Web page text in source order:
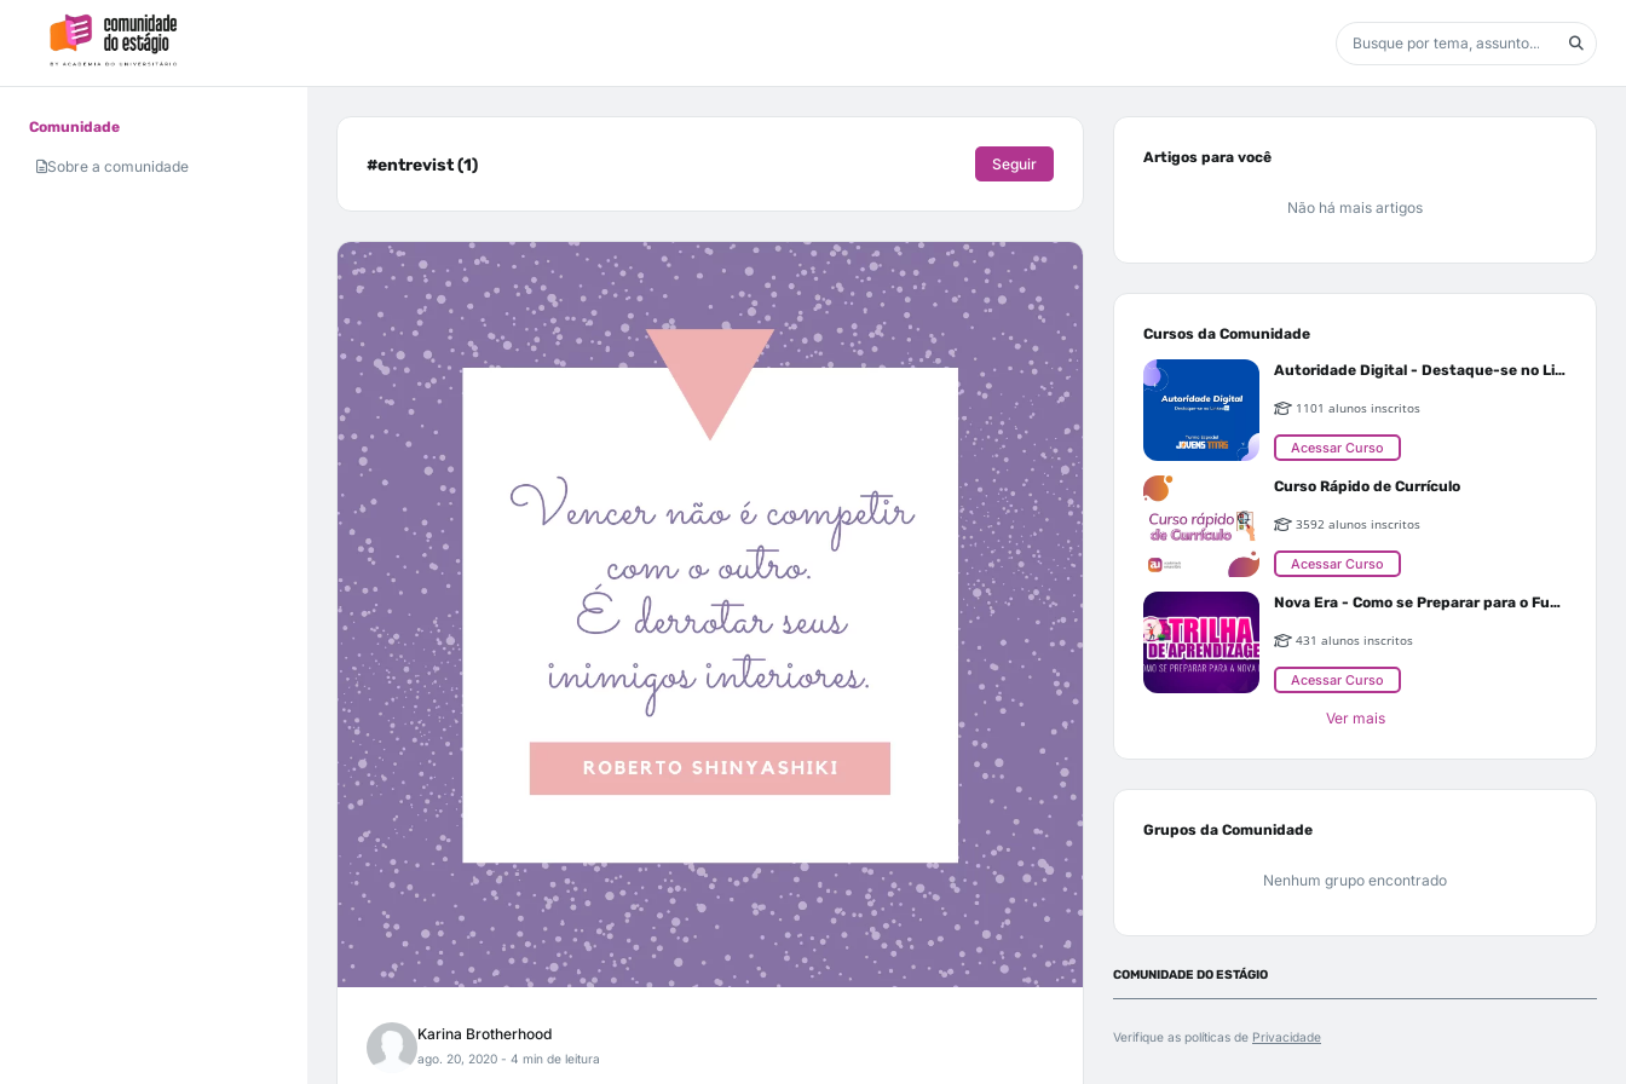
Comunidade
Sobre a comunidade #entrevist (1) Seguir
Karina Brotherhood
ago. 20, 2020 - 4 min de leitura
Artigos para você
Não há mais artigos
Cursos da Comunidade
Autoridade Digital - Destaque-se no Linkedin
1101 alunos inscritos
Acessar Curso
Curso Rápido de Currículo
3592 alunos inscritos
Acessar Curso
Nova Era - Como se Preparar para o Futuro
431 alunos inscritos
Acessar Curso
Ver mais
Grupos da Comunidade
Nenhum grupo encontrado
COMUNIDADE DO ESTÁGIO
Verifique as políticas de Privacidade